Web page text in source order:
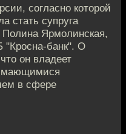
согласно которой
стать супруга
Полина Ярмолинская,
"Кросна-банк". О
он владеет
в сфере